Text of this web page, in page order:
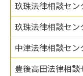
玖珠法律相談セ
玖珠法律相談セン
中津法律相談セ
豊後高田法律相